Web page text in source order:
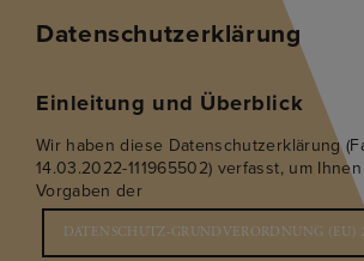
Datenschutzerklärung
Einleitung und Überblick
Wir haben diese Datenschutzerklärung
14.03.2022-111965502) verfasst, um
Vorgaben der
DATENSCHUTZ-GRUNDVERORDNUNG (EU)